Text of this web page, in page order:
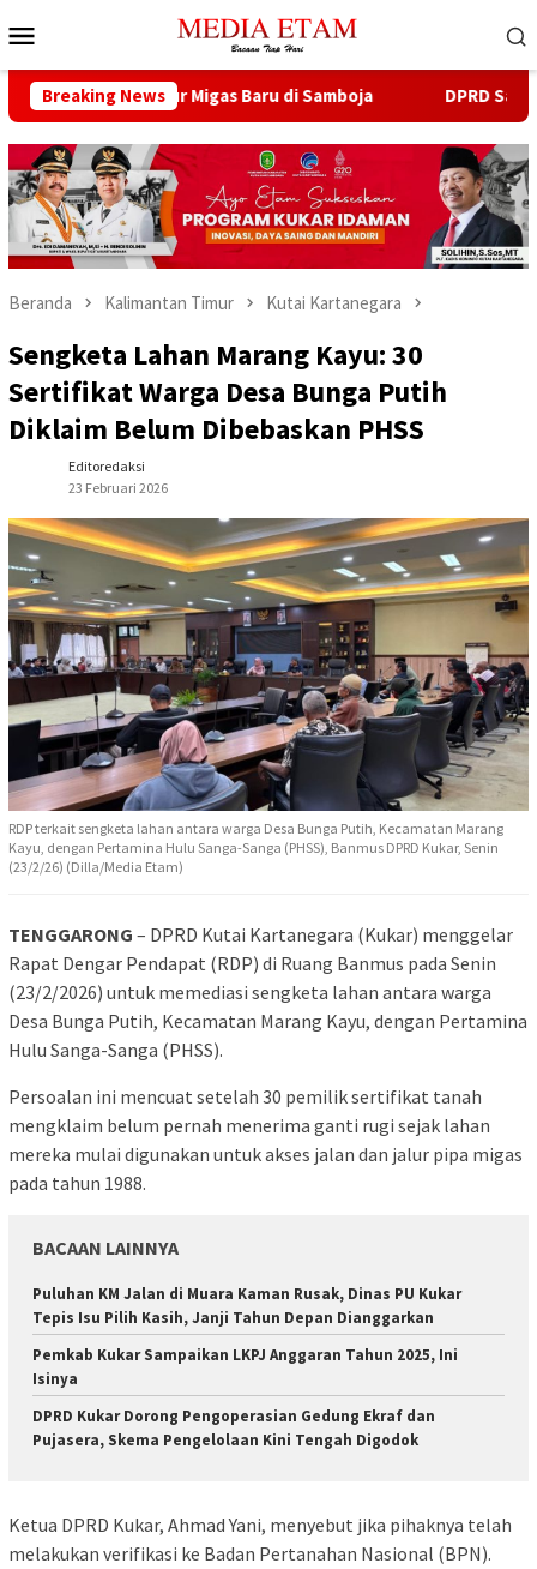
ke
Mobile
Breaking News
Sumur Migas Baru di Samboja DPRD Samarinda
Beranda Kalimantan Timur Kutai Kartanegara
Sengketa Lahan Marang Kayu: 30
Sertifikat Warga Desa Bunga Putih
Diklaim Belum Dibebaskan PHSS
Editoredaksi
23 Februari 2026
RDP terkait sengketa lahan antara warga Desa Bunga Putih, Kecamatan Marang
Kayu, dengan Pertamina Hulu Sanga-Sanga (PHSS), Banmus DPRD Kukar, Senin
(23/2/26) (Dilla/Media Etam)
TENGGARONG – DPRD Kutai Kartanegara (Kukar) menggelar
Rapat Dengar Pendapat (RDP) di Ruang Banmus pada Senin
(23/2/2026) untuk memediasi sengketa lahan antara warga
Desa Bunga Putih, Kecamatan Marang Kayu, dengan Pertamina
Hulu Sanga-Sanga (PHSS).
Persoalan ini mencuat setelah 30 pemilik sertifikat tanah
mengklaim belum pernah menerima ganti rugi sejak lahan
mereka mulai digunakan untuk akses jalan dan jalur pipa migas
pada tahun 1988.
BACAAN LAINNYA
Puluhan KM Jalan di Muara Kaman Rusak, Dinas PU Kukar
Tepis Isu Pilih Kasih, Janji Tahun Depan Dianggarkan
Pemkab Kukar Sampaikan LKPJ Anggaran Tahun 2025, Ini
Isinya
DPRD Kukar Dorong Pengoperasian Gedung Ekraf dan
Pujasera, Skema Pengelolaan Kini Tengah Digodok
Ketua DPRD Kukar, Ahmad Yani, menyebut jika pihaknya telah
melakukan verifikasi ke Badan Pertanahan Nasional (BPN).